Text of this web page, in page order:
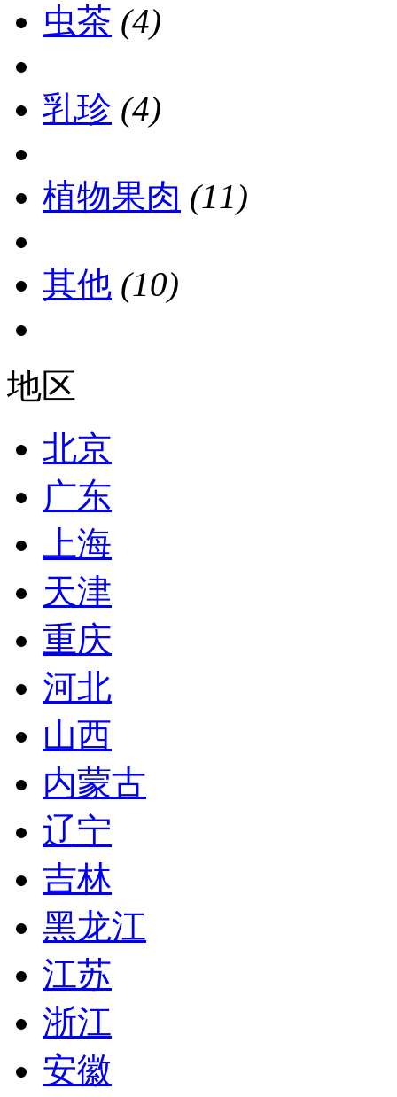
虫茶 (4)
乳珍 (4)
植物果肉 (11)
其他 (10)
地区
北京
广东
上海
天津
重庆
河北
山西
内蒙古
辽宁
吉林
黑龙江
江苏
浙江
安徽